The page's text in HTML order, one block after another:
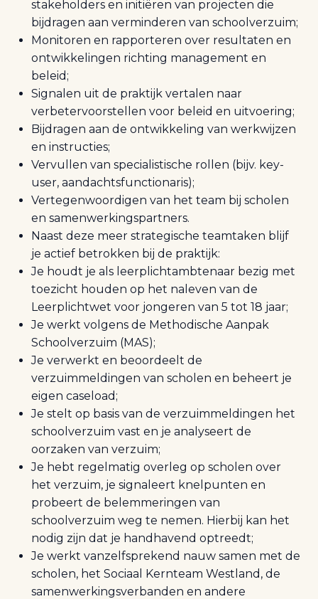
stakeholders en initiëren van projecten die
bijdragen aan verminderen van schoolverzuim;
Monitoren en rapporteren over resultaten en
ontwikkelingen richting management en
beleid;
Signalen uit de praktijk vertalen naar
verbetervoorstellen voor beleid en uitvoering;
Bijdragen aan de ontwikkeling van werkwijzen
en instructies;
Vervullen van specialistische rollen (bijv. key-
user, aandachtsfunctionaris);
Vertegenwoordigen van het team bij scholen
en samenwerkingspartners.
Naast deze meer strategische teamtaken blijf
je actief betrokken bij de praktijk:
Je houdt je als leerplichtambtenaar bezig met
toezicht houden op het naleven van de
Leerplichtwet voor jongeren van 5 tot 18 jaar;
Je werkt volgens de Methodische Aanpak
Schoolverzuim (MAS);
Je verwerkt en beoordeelt de
verzuimmeldingen van scholen en beheert je
eigen caseload;
Je stelt op basis van de verzuimmeldingen het
schoolverzuim vast en je analyseert de
oorzaken van verzuim;
Je hebt regelmatig overleg op scholen over
het verzuim, je signaleert knelpunten en
probeert de belemmeringen van
schoolverzuim weg te nemen. Hierbij kan het
nodig zijn dat je handhavend optreedt;
Je werkt vanzelfsprekend nauw samen met de
scholen, het Sociaal Kernteam Westland, de
samenwerkingsverbanden en andere